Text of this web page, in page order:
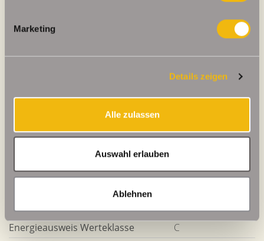
Marketing
Details zeigen
Alle zulassen
Auswahl erlauben
Ablehnen
Weitere Informationen
Energieverbrauch für Warmwasser
Energieausweis Werteklasse
C